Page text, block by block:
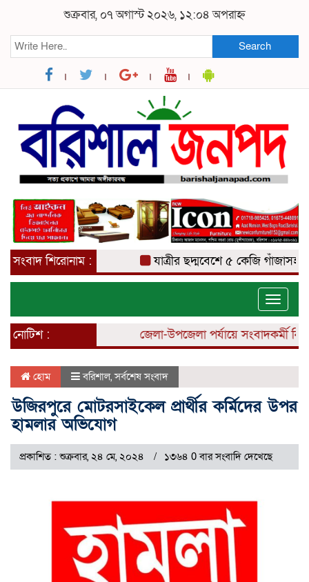
শুক্রবার, ০৭ অগাস্ট ২০২৬, ১২:০৪ অপরাহ্ন
Search
সংবাদ শিরোনাম : যাত্রীর ছদ্মবেশে ৫ কেজি গাঁজাসহ
Toggle
নোটিশ :
জেলা-উপজেলা পর্যায়ে সংবাদকর্মী নিয়োগ
হোম বরিশাল,সর্বশেষ সংবাদ
উজিরপুরে মোটরসাইকেল প্রার্থীর কর্মিদের উপর
হামলার অভিযোগ
প্রকাশিত : শুক্রবার, ২৪ মে, ২০২৪ ১৩৬৪ 0 বার সংবাদি দেখেছে